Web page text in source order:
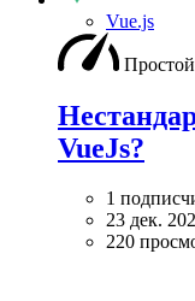
Vue.js
Простой
VueJs?
1
23 дек.
220